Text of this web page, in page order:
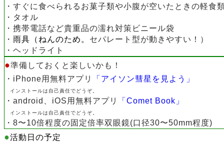
・ すぐに食べられるお菓子類や小腹が空いたときの軽食
・ タオル
・ 携帯電話など貴重品の濡れ対策ビニール袋
・ 雨具（ねんのため。 セパレート型が動きやすい！）
・ ヘッドライト
●準備しておくと楽しいかも！
・iPhone用無料アプリ
「アイソン彗星を見よう」
インストールは自己責任でどうぞ。
・android、iOS用無料アプリ 「Comet Book」
インストールは自己責任でどうぞ。
・8〜10倍程度の固定倍率双眼鏡(口径30〜50mm程度)
●活動日の予定